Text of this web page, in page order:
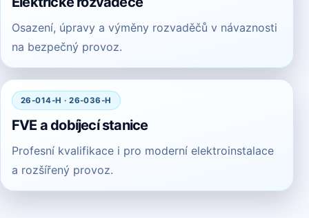
Osazení, úpravy a výměny rozvaděčů v návaznosti
na bezpečný provoz.
26-014-H · 26-036-H
FVE a dobíjecí stanice
Profesní kvalifikace i pro moderní elektroinstalace
a rozšířený provoz.